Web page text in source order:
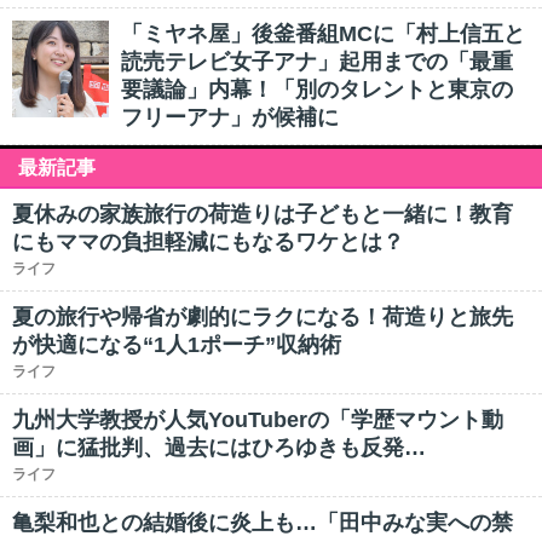
「ミヤネ屋」後釜番組MCに「村上信五と
読売テレビ女子アナ」起用までの「最重
要議論」内幕！「別のタレントと東京の
フリーアナ」が候補に
最新記事
夏休みの家族旅行の荷造りは子どもと一緒に！教育
にもママの負担軽減にもなるワケとは？
ライフ
夏の旅行や帰省が劇的にラクになる！荷造りと旅先
が快適になる“1人1ポーチ”収納術
ライフ
九州大学教授が人気YouTuberの「学歴マウント動
画」に猛批判、過去にはひろゆきも反発…
ライフ
亀梨和也との結婚後に炎上も…「田中みな実への禁